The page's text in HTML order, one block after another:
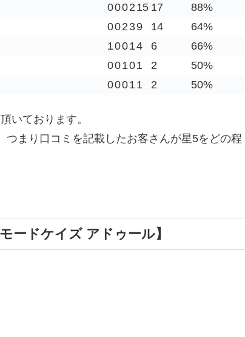
0002 15 17
88%
002 39 14
64%
10014 6
66%
00101 2
50%
0001 1 2 50%
いております。
まり口コミを記載したお客さんが星5をどの程
ードケイズ アドゥール】